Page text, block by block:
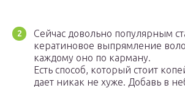
Сейчас довольно популярным
кератиновое выпрямление
каждому оно по карману.
Есть способ, который стоит
дает никак не хуже. Добавь в